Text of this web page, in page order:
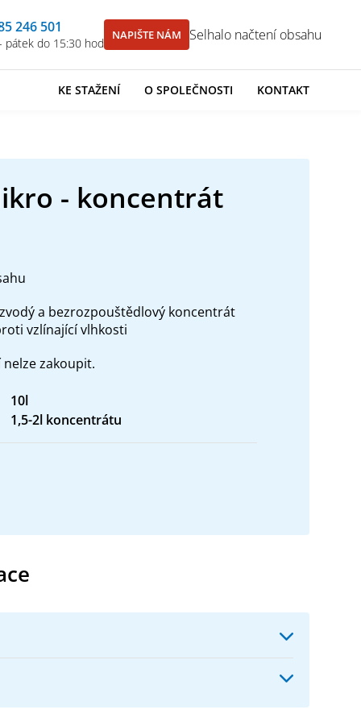
246 501
pátek do 15:30 hod
NAPIŠTE NÁM Selhalo načtení obsahu
KE STAŽENÍ O SPOLEČNOSTI KONTAKT
- koncentrát
a bezrozpouštědlový koncentrát
vzlínající vlhkosti
zakoupit.
10l
1,5-2l koncentrátu
chloridů i organických rozpouštědel (VOC).
horizontálních clon proti vzlínající vodě v